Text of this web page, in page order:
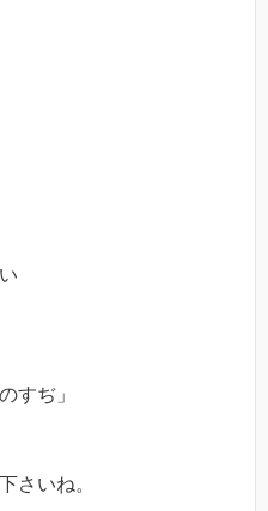
すぢ」
下さいね。